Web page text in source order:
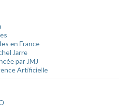
en France
Jarre
par JMJ
Artificielle